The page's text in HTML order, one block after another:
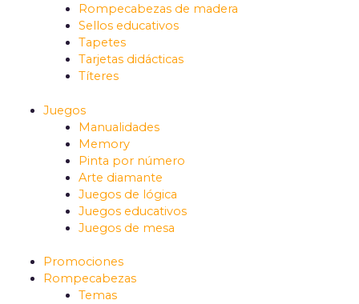
Rompecabezas de madera
Sellos educativos
Tapetes
Tarjetas didácticas
Títeres
Juegos
Manualidades
Memory
Pinta por número
Arte diamante
Juegos de lógica
Juegos educativos
Juegos de mesa
Promociones
Rompecabezas
Temas